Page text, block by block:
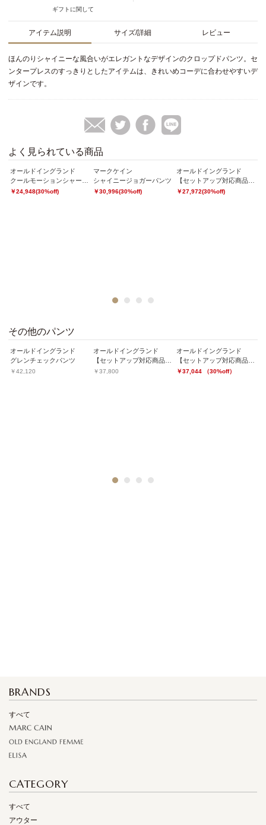
ギフトに関して
アイテム説明 サイズ/詳細 レビュー
ほんのりシャイニーな風合いがエレガントなデザインのクロップドパンツ。セ
ンタープレスのすっきりとしたアイテムは、きれいめコーデに合わせやすいデ
ザインです。
よく見られている商品
オールドイングランド
￥24,948(30%off)
マークケイン
シャイニージョガーパンツ
￥30,996(30%off)
オールドイングランド
￥27,972(30%off)
2 3 4
その他のパンツ
オールドイングランド
グレンチェックパンツ
￥42,120
オールドイングランド
￥37,800
オールドイングランド
￥37,044 （30%off）
2 3 4
BRANDS
すべて
CATEGORY
すべて
アウター